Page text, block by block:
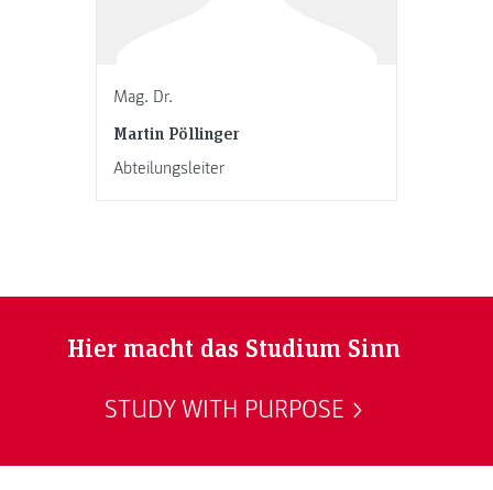
Mag. Dr.
Martin Pöllinger
Abteilungsleiter
Hier macht das Studium Sinn
STUDY WITH PURPOSE